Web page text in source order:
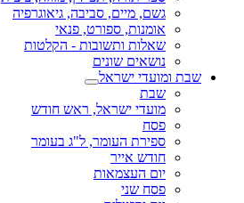
גשם, מיים, סביבה, גיאוגרפיה
אומנות, ספורט, פנאי
שאלות ותשובות - הקלטות
נושאים שונים
שבת ומועדי ישראל
שבת
מועדי ישראל, ראש חודש
פסח
ספירת העומר, ל"ג בעומר
חודש אייר
יום העצמאות
פסח שני